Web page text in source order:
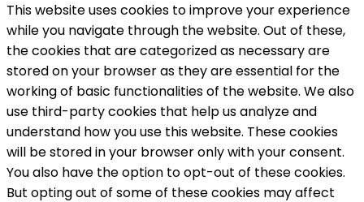
This website uses cookies to improve your experience
while you navigate through the website. Out of these,
the cookies that are categorized as necessary are
stored on your browser as they are essential for the
working of basic functionalities of the website. We also
use third-party cookies that help us analyze and
understand how you use this website. These cookies
will be stored in your browser only with your consent.
You also have the option to opt-out of these cookies.
But opting out of some of these cookies may affect